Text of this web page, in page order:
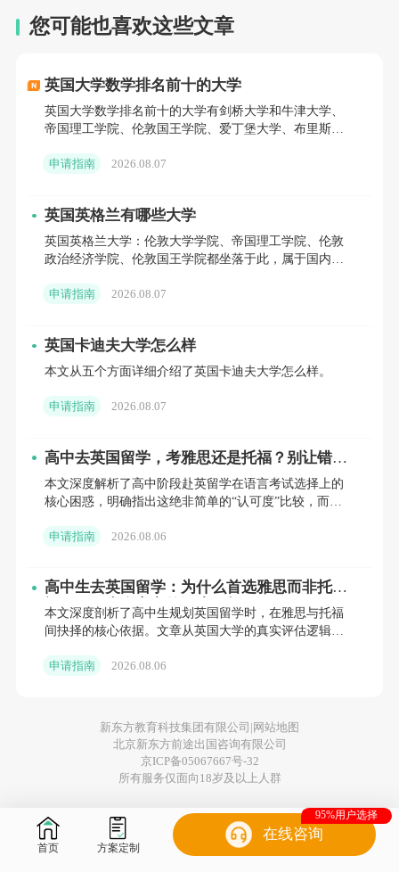
办理。
资金存放方式比较灵活，可以存放在学生本人
或者父母名下。资金在父母账户时，只需补充
亲属关系证明和资金支持说明即可。不建议临
来源不稳定，影响审核结果。
总体来说，
照剩余学费加九个月生活费的标准核算即可。
严格遵守28天连续存期规则，根据就读地区调
整存款额度，提前规划资金存入时间，就能轻
题。
存款保证金
您可能也喜欢这些文章
英国大学数学排名前十的大学
英国大学数学排名前十的大学有剑桥大学和牛津大学、
帝国理工学院、伦敦国王学院、爱丁堡大学、布里斯托
申请指南 2026.08.07
英国英格兰有哪些大学
英国英格兰大学：伦敦大学学院、帝国理工学院、伦敦
政治经济学院、伦敦国王学院都坐落于此，属于国内申
女王大学、伦敦大
申请指南 2026.08.07
英国卡迪夫大学怎么样
本文从五个方面详细介绍了英国卡迪夫大学怎么样。
申请指南 2026.08.07
高中去英国留学，考雅思还是托福？别让错误
选择耽误你的签证与申请
本文深度解析了高中阶段赴英留学在语言考试选择上的
核心困惑，明确指出这绝非简单的“认可度”比较，而是
本质区别、强调
申请指南 2026.08.06
高中生去英国留学：为什么首选雅思而非托
福？一份来自官方的深度解析
本文深度剖析了高中生规划英国留学时，在雅思与托福
间抉择的核心依据。文章从英国大学的真实评估逻辑出
根本性优势，特别
申请指南 2026.08.06
新东方教育科技集团有限公司| 网站地图
北京新东方前途出国咨询有限公司
京ICP备05067667号-32
所有服务仅面向18岁及以上人群
首页 方案定制
在线咨询
95%用户选择